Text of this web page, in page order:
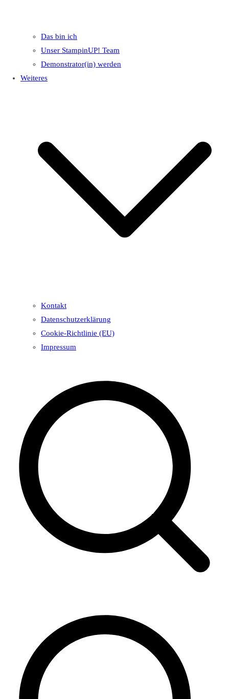
Das bin ich
Unser StampinUP! Team
Demonstrator(in) werden
Weiteres
Kontakt
Datenschutzerklärung
Cookie-Richtlinie (EU)
Impressum